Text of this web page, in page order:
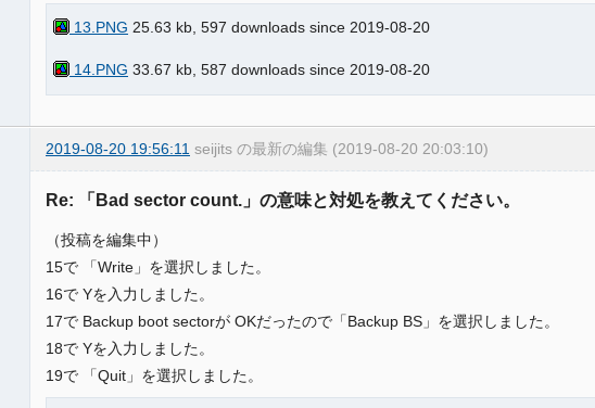
13.PNG 25.63 kb, 597 downloads since 2019-08-20
14.PNG 33.67 kb, 587 downloads since 2019-08-20
2019-08-20 19:56:11 seijits の最新の編集 (2019-08-20 20:03:10)
Re: 「Bad sector count.」の意味と対処を教えてください。
（投稿を編集中）
15で 「Write」を選択しました。
16で Yを入力しました。
17で Backup boot sectorが OKだったので「Backup BS」を選択しました。
18で Yを入力しました。
19で 「Quit」を選択しました。